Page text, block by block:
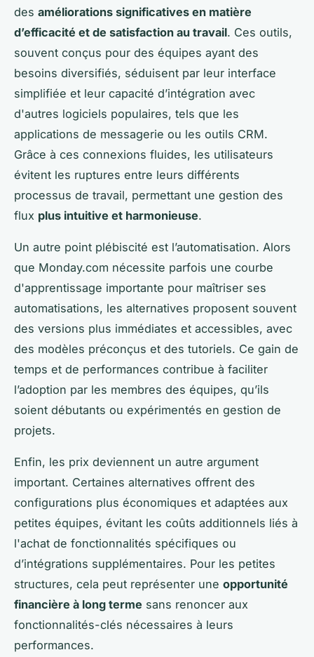
des améliorations significatives en matière
d’efficacité et de satisfaction au travail. Ces outils,
souvent conçus pour des équipes ayant des
besoins diversifiés, séduisent par leur interface
simplifiée et leur capacité d’intégration avec
d'autres logiciels populaires, tels que les
applications de messagerie ou les outils CRM.
Grâce à ces connexions fluides, les utilisateurs
évitent les ruptures entre leurs différents
processus de travail, permettant une gestion des
flux plus intuitive et harmonieuse.
Un autre point plébiscité est l’automatisation. Alors
que Monday.com nécessite parfois une courbe
d'apprentissage importante pour maîtriser ses
automatisations, les alternatives proposent souvent
des versions plus immédiates et accessibles, avec
des modèles préconçus et des tutoriels. Ce gain de
temps et de performances contribue à faciliter
l’adoption par les membres des équipes, qu’ils
soient débutants ou expérimentés en gestion de
projets.
Enfin, les prix deviennent un autre argument
important. Certaines alternatives offrent des
configurations plus économiques et adaptées aux
petites équipes, évitant les coûts additionnels liés à
l'achat de fonctionnalités spécifiques ou
d’intégrations supplémentaires. Pour les petites
structures, cela peut représenter une opportunité
financière à long terme sans renoncer aux
fonctionnalités-clés nécessaires à leurs
performances.